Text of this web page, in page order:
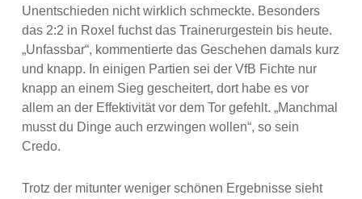
Unentschieden nicht wirklich schmeckte. Besonders
das 2:2 in Roxel fuchst das Trainerurgestein bis heute.
„Unfassbar“, kommentierte das Geschehen damals kurz
und knapp. In einigen Partien sei der VfB Fichte nur
knapp an einem Sieg gescheitert, dort habe es vor
allem an der Effektivität vor dem Tor gefehlt. „Manchmal
musst du Dinge auch erzwingen wollen“, so sein
Credo.
Trotz der mitunter weniger schönen Ergebnisse sieht